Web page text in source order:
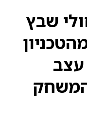
שבץ
עצב